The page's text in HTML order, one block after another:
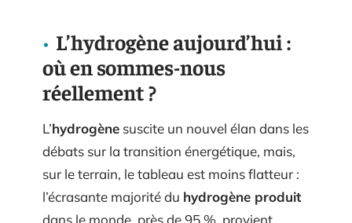
L’hydrogène aujourd’hui :
où en sommes-nous
réellement ?
L’hydrogène suscite un nouvel élan dans les
débats sur la transition énergétique, mais,
sur le terrain, le tableau est moins flatteur :
l’écrasante majorité du hydrogène produit
dans le monde, près de 95 %, provient